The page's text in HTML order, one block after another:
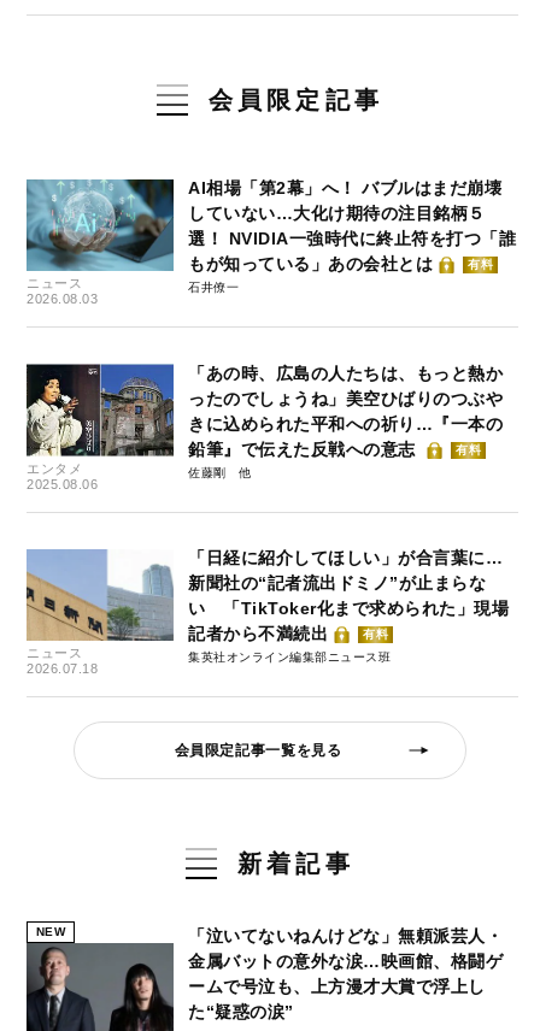
会員限定記事
ニュース
2026.08.03
AI相場「第2幕」へ！ バブルはまだ崩壊
していない…大化け期待の注目銘柄５
選！ NVIDIA一強時代に終止符を打つ「誰
もが知っている」あの会社とは
有料
石井僚一
エンタメ
2025.08.06
「あの時、広島の人たちは、もっと熱か
ったのでしょうね」美空ひばりのつぶや
きに込められた平和への祈り…『一本の
鉛筆』で伝えた反戦への意志
有料
佐藤剛
ニュース
2026.07.18
「日経に紹介してほしい」が合言葉に…
新聞社の“記者流出ドミノ”が止まらな
い 「TikToker化まで求められた」現場
記者から不満続出
有料
集英社オンライン編集部ニュース班
会員限定記事一覧を見る
新着記事
NEW
「泣いてないねんけどな」無頼派芸人・
金属バットの意外な涙…映画館、格闘ゲ
ームで号泣も、上方漫才大賞で浮上し
た“疑惑の涙”